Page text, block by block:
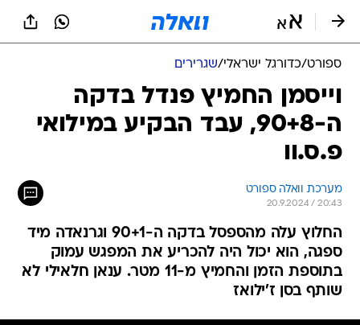
ספורט/כדורגל ישראלי/שגרירים
וייסמן החמיץ פנדל בדקה
ה-90+8, עבד הבקיע במילואי
פ.ס.וו
מערכת וואלה ספורט
20.9.2024 / 20:43
החלוץ עלה מהספסל בדקה ה-90+1 וגרנאדה מיד
ספגה, הוא יכול היה להכריע את המפגש עמוק
בתוספת הזמן והחמיץ מ-11 מטר. ענאן חלאילי לא
שותף בסן ז'ילואז